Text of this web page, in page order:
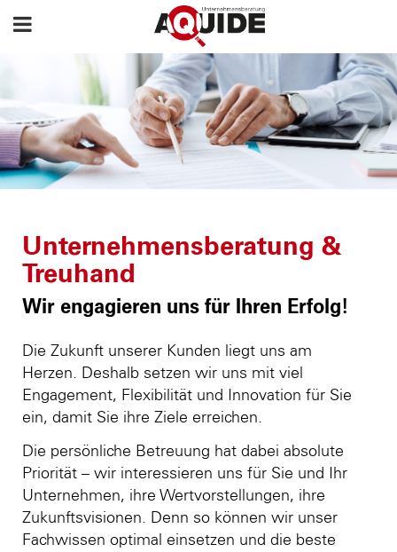
Unternehmensberatung &
Treuhand
Wir engagieren uns für Ihren Erfolg!
Die Zukunft unserer Kunden liegt uns am
Herzen. Deshalb setzen wir uns mit viel
Engagement, Flexibilität und Innovation für Sie
ein, damit Sie ihre Ziele erreichen.
Die persönliche Betreuung hat dabei absolute
Priorität – wir interessieren uns für Sie und Ihr
Unternehmen, ihre Wertvorstellungen, ihre
Zukunftsvisionen. Denn so können wir unser
Fachwissen optimal einsetzen und die beste